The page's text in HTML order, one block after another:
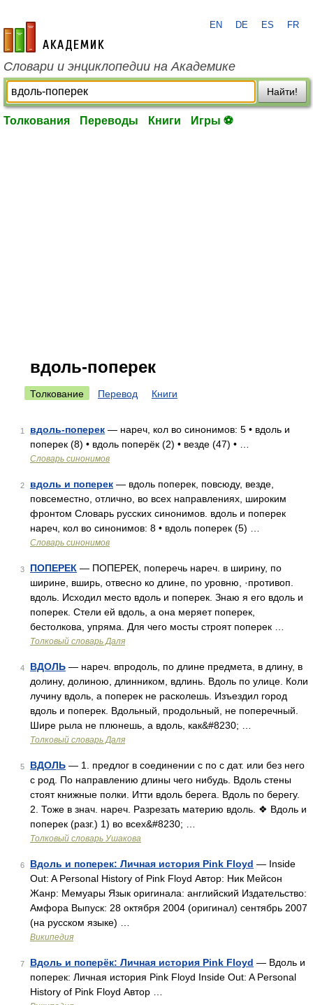
academic.ru
EN DE ES FR
Словари и энциклопедии на Академике
Найти!
Толкования Переводы Книги Игры ⚽
вдоль-поперек
Толкование Перевод Книги
1 вдоль-поперек — нареч, кол во синонимов: 5 • вдоль и
поперек (8) • вдоль поперёк (2) • везде (47) • …
Словарь синонимов
2 вдоль и поперек — вдоль поперек, повсюду, везде,
повсеместно, отлично, во всех направлениях, широким
фронтом Словарь русских синонимов. вдоль и поперек
нареч, кол во синонимов: 8 • вдоль поперек (5) …
Словарь синонимов
3 ПОПЕРЕК — ПОПЕРЕК, поперечь нареч. в ширину, по
ширине, вширь, отвесно ко длине, по уровню, ·противоп.
вдоль. Исходил место вдоль и поперек. Знаю я его вдоль и
поперек. Стели ей вдоль, а она меряет поперек,
бестолкова, упряма. Для чего мосты строят поперек …
Толковый словарь Даля
4 ВДОЛЬ — нареч. впродоль, по длине предмета, в длину, в
долину, долиною, длинником, вдлинь. Вдоль по улице. Коли
лучину вдоль, а поперек не расколешь. Изъездил город
вдоль и поперек. Вдольный, продольный, не поперечный.
Шире рыла не плюнешь, а вдоль, как&#8230; …
Толковый словарь Даля
5 ВДОЛЬ — 1. предлог в соединении с по с дат. или без него
с род. По направлению длины чего нибудь. Вдоль стены
стоят книжные полки. Итти вдоль берега. Вдоль по берегу.
2. Тоже в знач. нареч. Разрезать материю вдоль. ❖ Вдоль и
поперек (разг.) 1) во всех&#8230; …
Толковый словарь Ушакова
6 Вдоль и поперек: Личная история Pink Floyd — Inside
Out: A Personal History of Pink Floyd Автор: Ник Мейсон
Жанр: Мемуары Язык оригинала: английский Издательство:
Амфора Выпуск: 28 октября 2004 (оригинал) сентябрь 2007
(на русском языке) …
Википедия
7 Вдоль и поперёк: Личная история Pink Floyd — Вдоль и
поперек: Личная история Pink Floyd Inside Out: A Personal
History of Pink Floyd Автор …